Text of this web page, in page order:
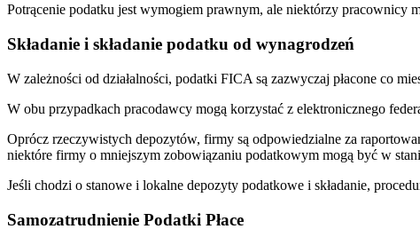
Potrącenie podatku jest wymogiem prawnym, ale niektórzy pracownicy
Składanie i składanie podatku od wynagrodzeń
W zależności od działalności, podatki FICA są zazwyczaj płacone co
W obu przypadkach pracodawcy mogą korzystać z elektronicznego
Oprócz rzeczywistych depozytów, firmy są odpowiedzialne za
niektóre firmy o mniejszym zobowiązaniu podatkowym mogą być w
Jeśli chodzi o stanowe i lokalne depozyty podatkowe i składanie,
Samozatrudnienie Podatki Płace